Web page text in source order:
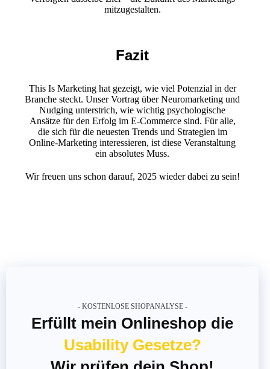
mitzugestalten.
Fazit
This Is Marketing hat gezeigt, wie viel Potenzial in der
Branche steckt. Unser Vortrag über Neuromarketing und
Nudging unterstrich, wie wichtig psychologische
Ansätze für den Erfolg im E-Commerce sind. Für alle,
die sich für die neuesten Trends und Strategien im
Online-Marketing interessieren, ist diese Veranstaltung
ein absolutes Muss.
Wir freuen uns schon darauf, 2025 wieder dabei zu sein!
- KOSTENLOSE SHOPANALYSE -
Erfüllt mein Onlineshop die
Usability Gesetze?